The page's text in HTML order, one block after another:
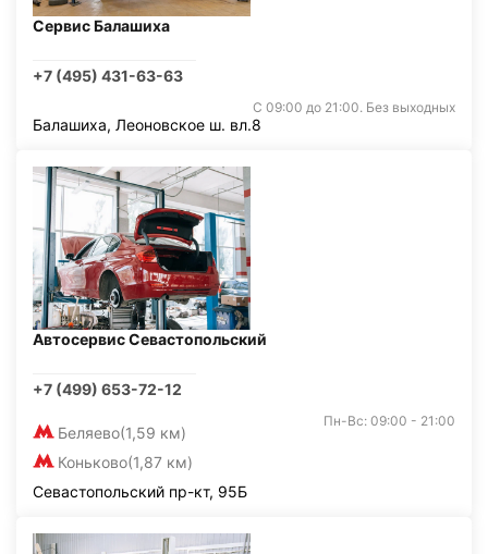
Сервис Балашиха
+7 (495) 431-63-63
С 09:00 до 21:00. Без выходных
Балашиха, Леоновское ш. вл.8
Автосервис Севастопольский
+7 (499) 653-72-12
Беляево(1,59 км)
Коньково(1,87 км)
Пн-Вс: 09:00 - 21:00
Севастопольский пр-кт, 95Б